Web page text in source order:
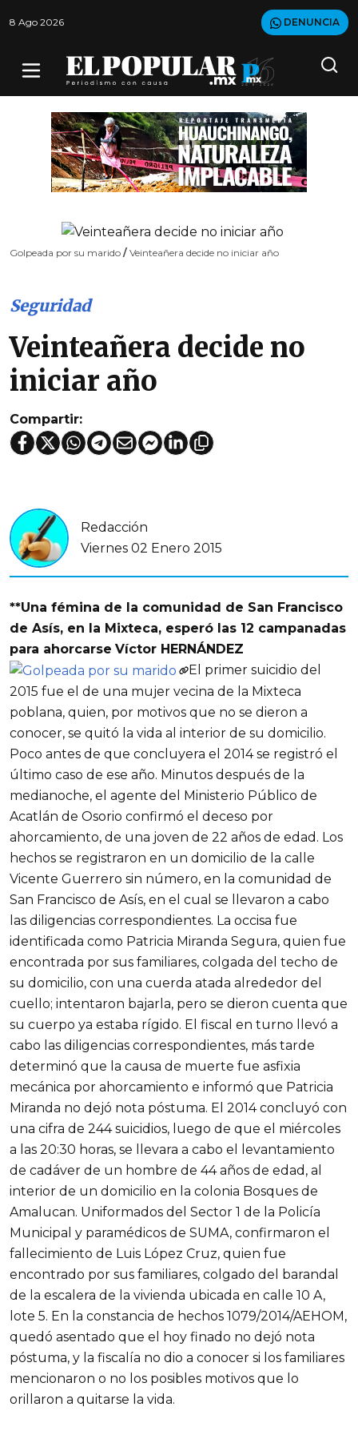
8 Ago 2026 DENUNCIA
Golpeada por su marido / Veinteañera decide no iniciar año
Seguridad
Veinteañera decide no
iniciar año
Compartir:
Redacción
Viernes 02 Enero 2015
**Una fémina de la comunidad de San Francisco
de Asís, en la Mixteca, esperó las 12 campanadas
para ahorcarse Víctor HERNÁNDEZ
El primer suicidio del
2015 fue el de una mujer vecina de la Mixteca
poblana, quien, por motivos que no se dieron a
conocer, se quitó la vida al interior de su domicilio.
Poco antes de que concluyera el 2014 se registró el
último caso de ese año. Minutos después de la
medianoche, el agente del Ministerio Público de
Acatlán de Osorio confirmó el deceso por
ahorcamiento, de una joven de 22 años de edad. Los
hechos se registraron en un domicilio de la calle
Vicente Guerrero sin número, en la comunidad de
San Francisco de Asís, en el cual se llevaron a cabo
las diligencias correspondientes. La occisa fue
identificada como Patricia Miranda Segura, quien fue
encontrada por sus familiares, colgada del techo de
su domicilio, con una cuerda atada alrededor del
cuello; intentaron bajarla, pero se dieron cuenta que
su cuerpo ya estaba rígido. El fiscal en turno llevó a
cabo las diligencias correspondientes, más tarde
determinó que la causa de muerte fue asfixia
mecánica por ahorcamiento e informó que Patricia
Miranda no dejó nota póstuma. El 2014 concluyó con
una cifra de 244 suicidios, luego de que el miércoles
a las 20:30 horas, se llevara a cabo el levantamiento
de cadáver de un hombre de 44 años de edad, al
interior de un domicilio en la colonia Bosques de
Amalucan. Uniformados del Sector 1 de la Policía
Municipal y paramédicos de SUMA, confirmaron el
fallecimiento de Luis López Cruz, quien fue
encontrado por sus familiares, colgado del barandal
de la escalera de la vivienda ubicada en calle 10 A,
lote 5. En la constancia de hechos 1079/2014/AEHOM,
quedó asentado que el hoy finado no dejó nota
póstuma, y la fiscalía no dio a conocer si los familiares
mencionaron o no los posibles motivos que lo
orillaron a quitarse la vida.